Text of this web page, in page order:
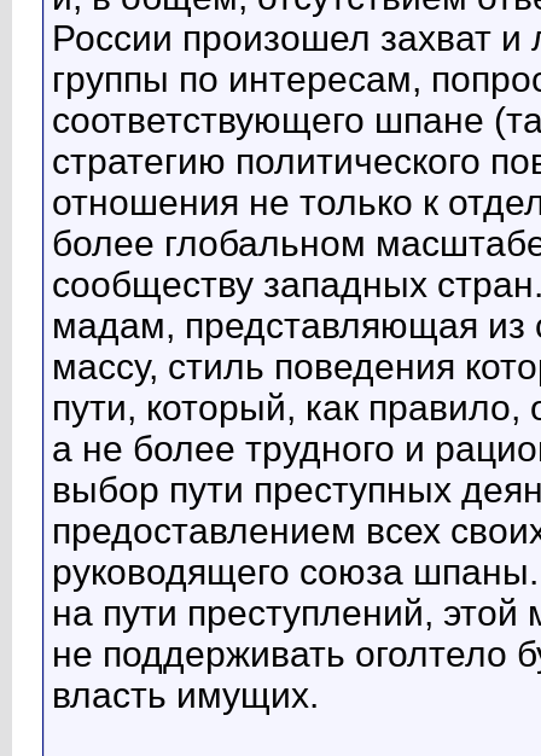
России произошел захват
группы по интересам,
соответствующего шпане
стратегию политического
отношения не только к
более глобальном
сообществу западных
мадам, представляющая из
массу, стиль поведения
пути, который, как
а не более трудного и
выбор пути преступных
предоставлением всех
руководящего союза
на пути преступлений,
не поддерживать
власть имущих.